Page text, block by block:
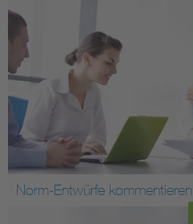
Norm-Entwürfe kommentieren